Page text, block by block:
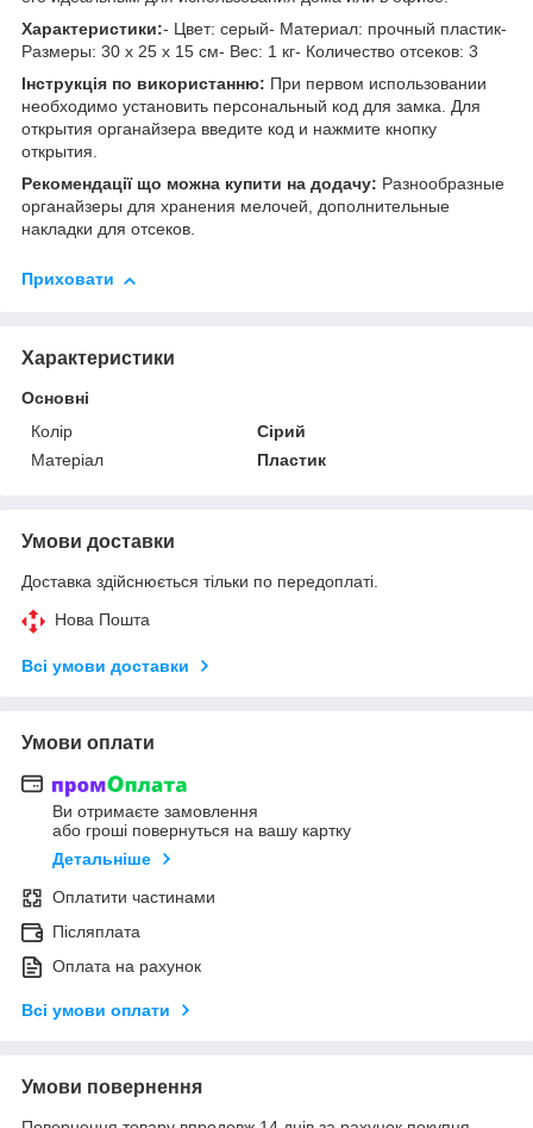
Характеристики:- Цвет: серый- Материал: прочный пластик-
Размеры: 30 х 25 х 15 см- Вес: 1 кг- Количество отсеков: 3
Інструкція по використанню: При первом использовании
необходимо установить персональный код для замка. Для
открытия органайзера введите код и нажмите кнопку
открытия.
Рекомендації що можна купити на додачу: Разнообразные
органайзеры для хранения мелочей, дополнительные
накладки для отсеков.
Приховати
Характеристики
Основні
Колір
Сірий
Матеріал
Пластик
Умови доставки
Доставка здійснюється тільки по передоплаті.
Нова Пошта
Всі умови доставки
Умови оплати
Ви отримаєте замовлення
або гроші повернуться на вашу картку
Детальніше
Оплатити частинами
Післяплата
Оплата на рахунок
Всі умови оплати
Умови повернення